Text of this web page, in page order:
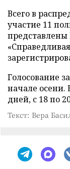
Всего в
участие 11
Голосование
начале осени.
дней, с 18 по
Текст: Вера